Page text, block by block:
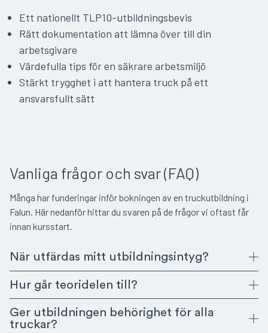
Ett nationellt TLP10-utbildningsbevis
Rätt dokumentation att lämna över till din
arbetsgivare
Värdefulla tips för en säkrare arbetsmiljö
Stärkt trygghet i att hantera truck på ett
ansvarsfullt sätt
Vanliga frågor och svar (FAQ)
Många har funderingar inför bokningen av en truckutbildning i
Falun. Här nedanför hittar du svaren på de frågor vi oftast får
innan kursstart.
När utfärdas mitt utbildningsintyg?
Hur går teoridelen till?
Ger utbildningen behörighet för alla
truckar?